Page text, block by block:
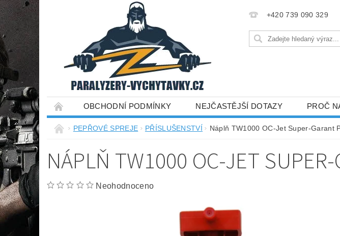
+420 739 090 329
OBCHODNÍ PODMÍNKY NEJČASTĚJŠÍ DOTAZY PROČ
PEPŘOVÉ SPREJE PŘÍSLUŠENSTVÍ Náplň TW1000 OC-Jet Super-Garant
NÁPLŇ TW1000 OC-JET
Neohodnoceno